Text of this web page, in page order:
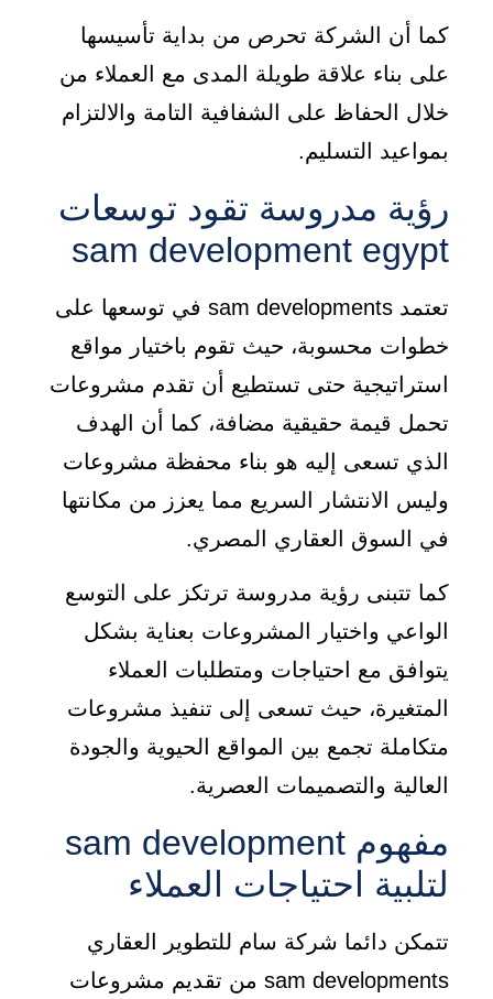
كما أن الشركة تحرص من بداية تأسيسها
على بناء علاقة طويلة المدى مع العملاء من
خلال الحفاظ على الشفافية التامة والالتزام
بمواعيد التسليم.
رؤية مدروسة تقود توسعات
sam development egypt
تعتمد sam developments في توسعها على
خطوات محسوبة، حيث تقوم باختيار مواقع
استراتيجية حتى تستطيع أن تقدم مشروعات
تحمل قيمة حقيقية مضافة، كما أن الهدف
الذي تسعى إليه هو بناء محفظة مشروعات
وليس الانتشار السريع مما يعزز من مكانتها
في السوق العقاري المصري.
كما تتبنى رؤية مدروسة ترتكز على التوسع
الواعي واختيار المشروعات بعناية بشكل
يتوافق مع احتياجات ومتطلبات العملاء
المتغيرة، حيث تسعى إلى تنفيذ مشروعات
متكاملة تجمع بين المواقع الحيوية والجودة
العالية والتصميمات العصرية.
مفهوم sam development
لتلبية احتياجات العملاء
تتمكن دائما شركة سام للتطوير العقاري
sam developments من تقديم مشروعات